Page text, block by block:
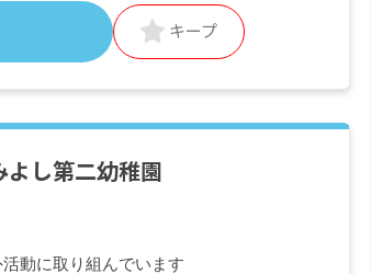
キープ
し第二幼稚園
動に取り組んでいます